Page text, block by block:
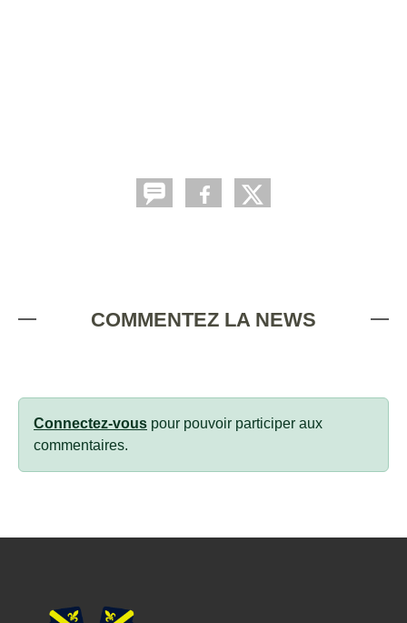
COMMENTEZ LA NEWS
Connectez-vous pour pouvoir participer aux
commentaires.